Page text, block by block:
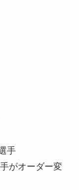
手
がオーダー変